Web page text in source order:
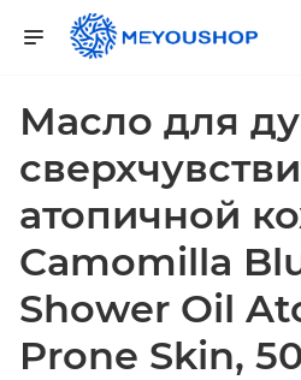
Масло для
атопичной
Camomilla
Shower Oil
Prone Skin,